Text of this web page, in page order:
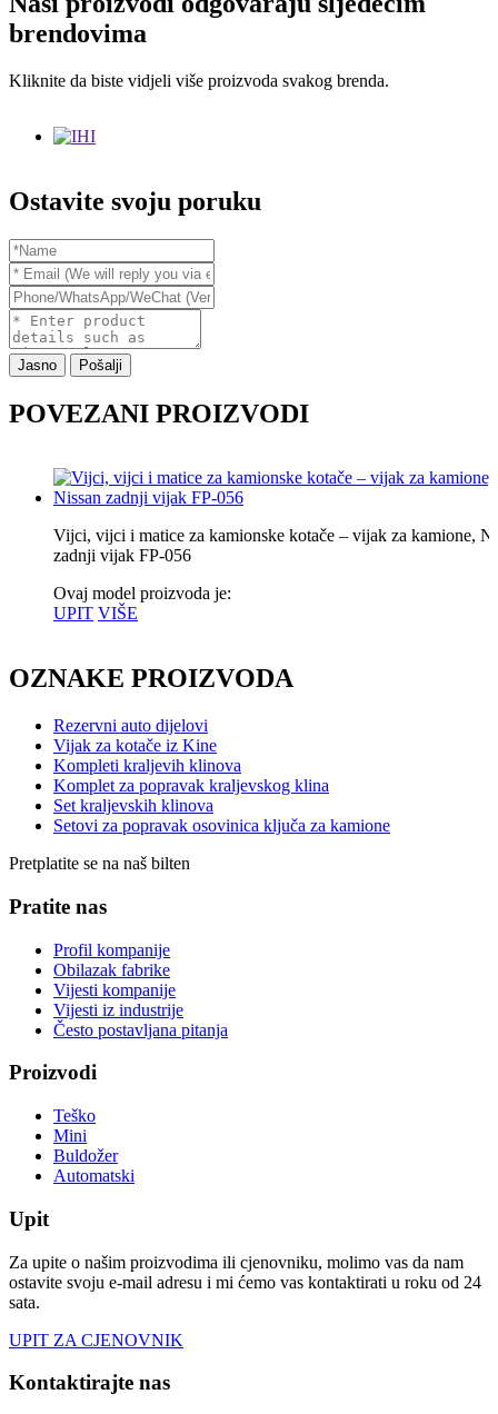
brendovima
Kliknite da biste vidjeli više proizvoda svakog brenda.
Ostavite svoju poruku
Jasno Pošalji
POVEZANI PROIZVODI
Vijci, vijci i matice za kamionske kotače – vijak za kamione,
zadnji vijak FP-056
Ovaj model proizvoda je:
UPIT VIŠE
OZNAKE PROIZVODA
Rezervni auto dijelovi
Vijak za kotače iz Kine
Kompleti kraljevih klinova
Komplet za popravak kraljevskog klina
Set kraljevskih klinova
Setovi za popravak osovinica ključa za kamione
Pretplatite se na naš bilten
Pratite nas
Profil kompanije
Obilazak fabrike
Vijesti kompanije
Vijesti iz industrije
Često postavljana pitanja
Proizvodi
Teško
Mini
Buldožer
Automatski
Upit
Za upite o našim proizvodima ili cjenovniku, molimo vas da nam
ostavite svoju e-mail adresu i mi ćemo vas kontaktirati u roku od 24
sata.
UPIT ZA CJENOVNIK
Kontaktirajte nas